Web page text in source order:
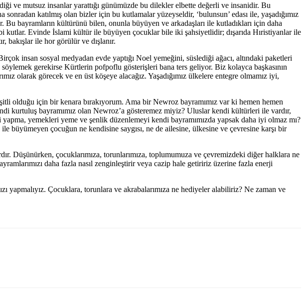
ve mutsuz insanlar yarattığı günümüzde bu dilekler elbette değerli ve insanidir. Bu
katılmış olan bizler için bu kutlamalar yüzeyseldir, ‘bulunsun’ edası ile, yaşadığımız
bayramların kültürünü bilen, onunla büyüyen ve arkadaşları ile kutladıkları için daha
kutlar. Evinde İslami kültür ile büyüyen çocuklar bile iki şahsiyetlidir; dışarıda Hıristiyanlar ile
bakışlar ile hor görülür ve dışlanır.
insan sosyal medyadan evde yaptığı Noel yemeğini, süslediği ağacı, altındaki paketleri
gerekirse Kürtlerin pofpoflu gösterişleri bana ters geliyor. Biz kolayca başkasının
olarak görecek ve en üst köşeye alacağız. Yaşadığımız ülkelere entegre olmamız iyi,
olduğu için bir kenara bırakıyorum. Ama bir Newroz bayramımız var ki hemen hemen
kurtuluş bayramımız olan Newroz’a gösteremez miyiz? Uluslar kendi kültürleri ile vardır,
yapma, yemekleri yeme ve şenlik düzenlemeyi kendi bayramımızda yapsak daha iyi olmaz mı?
büyümeyen çocuğun ne kendisine saygısı, ne de ailesine, ülkesine ve çevresine karşı bir
Düşünürken, çocuklarımıza, torunlarımıza, toplumumuza ve çevremizdeki diğer halklara ne
daha fazla nasıl zenginleştirir veya cazip hale getiririz üzerine fazla enerji
Çocuklara, torunlara ve akrabalarımıza ne hediyeler alabiliriz? Ne zaman ve